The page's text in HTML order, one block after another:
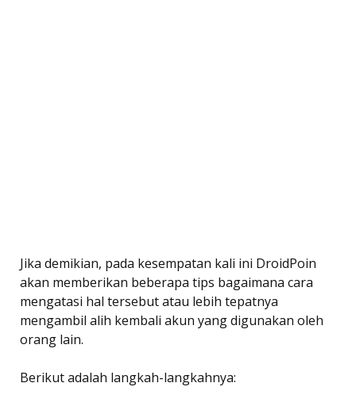
Jika demikian, pada kesempatan kali ini DroidPoin
akan memberikan beberapa tips bagaimana cara
mengatasi hal tersebut atau lebih tepatnya
mengambil alih kembali akun yang digunakan oleh
orang lain.
Berikut adalah langkah-langkahnya: